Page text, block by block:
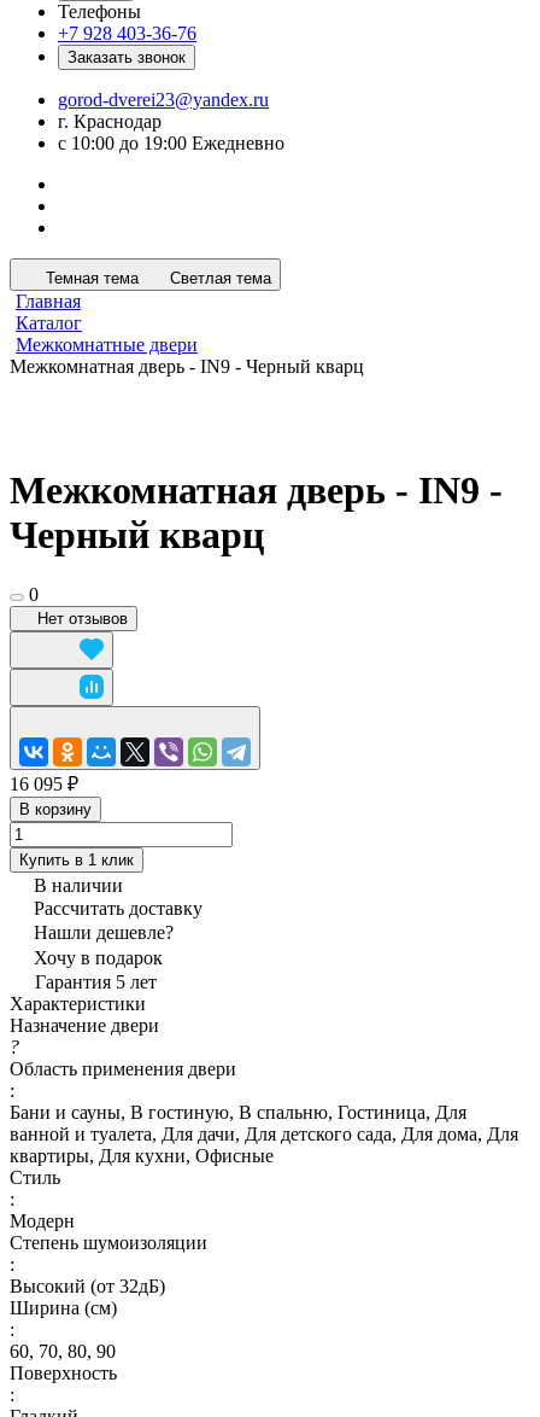
Телефоны
+7 928 403-36-76
Заказать звонок
gorod-dverei23@yandex.ru
г. Краснодар
с 10:00 до 19:00 Ежедневно
Темная тема Светлая тема
Главная
Каталог
Межкомнатные двери
Межкомнатная дверь - IN9 - Черный кварц
Межкомнатная дверь - IN9 -
Черный кварц
0
Нет отзывов
16 095 ₽
В корзину
Купить в 1 клик
В наличии
Рассчитать доставку
Нашли дешевле?
Хочу в подарок
Гарантия 5 лет
Характеристики
Назначение двери
?
Область применения двери
:
Бани и сауны, В гостиную, В спальню, Гостиница, Для
ванной и туалета, Для дачи, Для детского сада, Для дома, Для
квартиры, Для кухни, Офисные
Стиль
:
Модерн
Степень шумоизоляции
:
Высокий (от 32дБ)
Ширина (см)
:
60, 70, 80, 90
Поверхность
: